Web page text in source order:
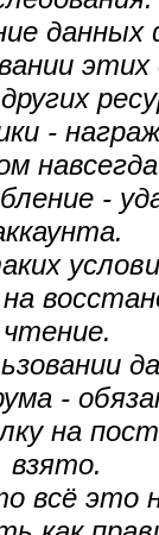
данных
этих
-
-
чтение.
-
на
взято.
всё это